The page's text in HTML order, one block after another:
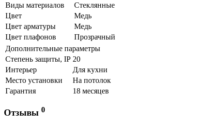
Виды материалов
Стеклянные
Цвет
Медь
Цвет арматуры
Медь
Цвет плафонов
Прозрачный
Дополнительные параметры
Степень защиты, IP 20
Интерьер
Для кухни
Место установки
На потолок
Гарантия
18 месяцев
Отзывы 0